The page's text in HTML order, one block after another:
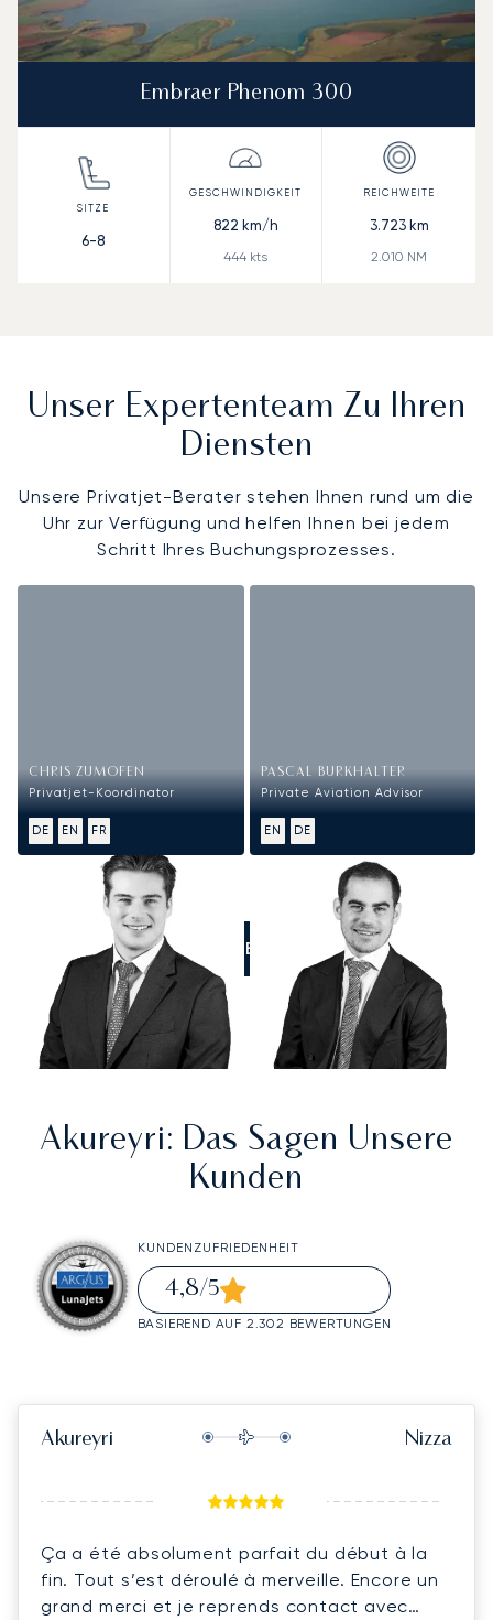
Embraer Phenom 300
6-8
822 km/h
444 kts
3.723km
2.010 NM
Unser Expertenteam Zu Ihren
Diensten
Unsere Privatjet-Berater stehen Ihnen rund um die
Uhr zur Verfügung und helfen Ihnen bei jedem
Schritt Ihres Buchungsprozesses.
CHRIS ZUMOFEN
Privatjet-Koordinator
DE EN FR
PASCAL BURKHALTER
Private Aviation Advisor
EN DE
RUFEN SIE UNS AN
Akureyri: Das Sagen Unsere
Kunden
KUNDENZUFRIEDENHEIT
4,8/5
BASIEREND AUF 2.302 BEWERTUNGEN
Akureyri Nizza
Ça a été absolument parfait du début à la
fin. Tout s’est déroulé à merveille. Encore un
grand merci et je reprends contact avec